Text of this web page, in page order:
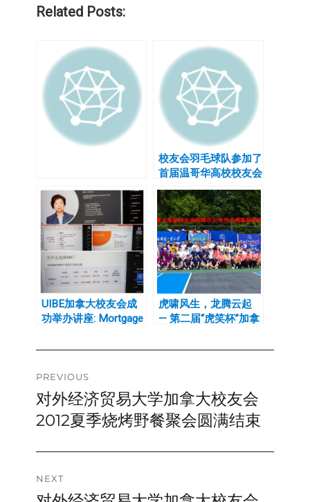
Related Posts:
校友会羽毛球队参加了
首届温哥华高校校友会
羽毛球联赛
UIBE加拿大校友会成
功举办讲座: Mortgage
虎啸风生，龙腾云起
— 第二届“虎笑杯”加拿
赛 暨北美高校联合会
Post
navigation
PREVIOUS
Previous
post:
对外经济贸易大学加拿大校友会
2012夏季烧烤野餐聚会圆满结束
NEXT